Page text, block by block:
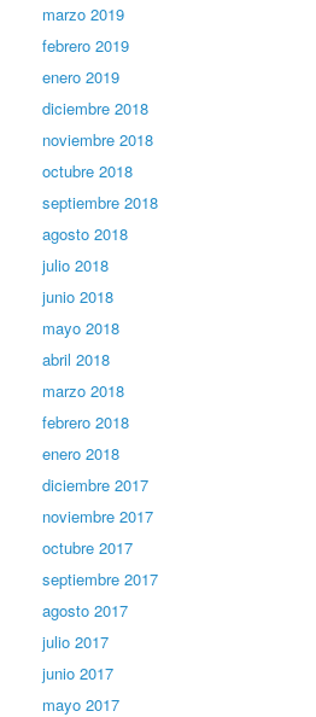
marzo 2019
febrero 2019
enero 2019
diciembre 2018
noviembre 2018
octubre 2018
septiembre 2018
agosto 2018
julio 2018
junio 2018
mayo 2018
abril 2018
marzo 2018
febrero 2018
enero 2018
diciembre 2017
noviembre 2017
octubre 2017
septiembre 2017
agosto 2017
julio 2017
junio 2017
mayo 2017